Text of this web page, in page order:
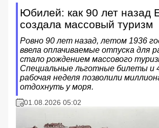
Юбилей: как 90 лет назад
создала массовый туризм
Ровно 90 лет назад, летом 1936
ввела оплачиваемые отпуска для
стало рождением массового
Специальные льготные билеты и
рабочая неделя позволили
отдохнуть у моря.
01.08.2026 05:02